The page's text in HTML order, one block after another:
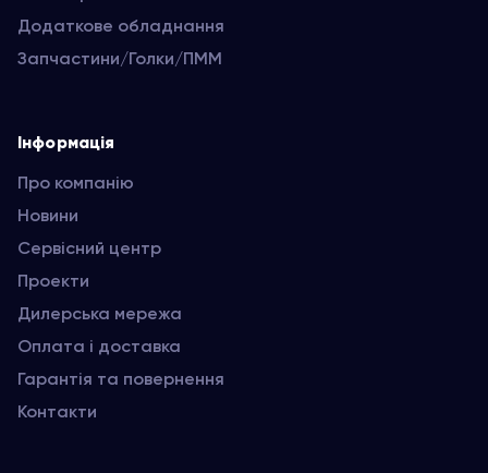
Додаткове обладнання
Запчастини/Голки/ПММ
Інформація
Про компанію
Новини
Сервісний центр
Проекти
Дилерська мережа
Оплата і доставка
Гарантія та повернення
Контакти